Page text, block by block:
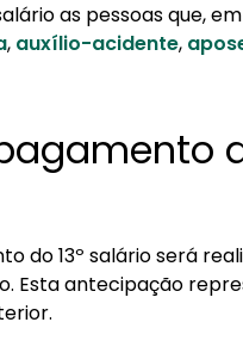
as pessoas que,
, auxílio-acidente,
do 13º salário será
Esta antecipação